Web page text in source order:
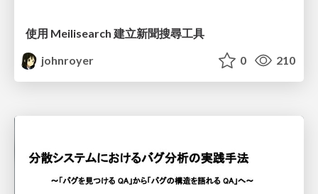
使用 Meilisearch 建立新聞搜尋工具
johnroyer
0 210